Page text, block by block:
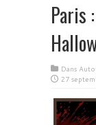
Paris
Dans
27